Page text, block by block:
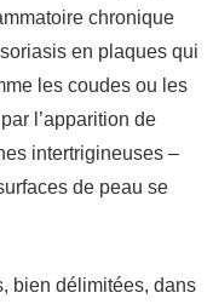
chronique
en plaques qui
les coudes ou les
l’apparition de
intertrigineuses –
de peau se
bien délimitées, dans